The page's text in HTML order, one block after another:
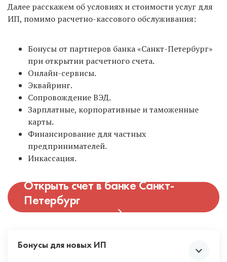
Далее расскажем об условиях и стоимости услуг для
ИП, помимо расчетно-кассового обслуживания:
Бонусы от партнеров банка «Санкт-Петербург»
при открытии расчетного счета.
Онлайн-сервисы.
Эквайринг.
Сопровождение ВЭД.
Зарплатные, корпоративные и таможенные
карты.
Финансирование для частных
предпринимателей.
Инкассация.
Открыть счет в банке Санкт-
Петербург
Бонусы для новых ИП